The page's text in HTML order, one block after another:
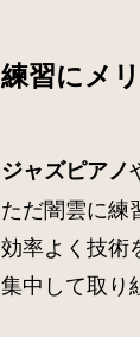
練習にメ
ジャズピアノ
ただ闇雲に練
効率よく技術
集中して取り